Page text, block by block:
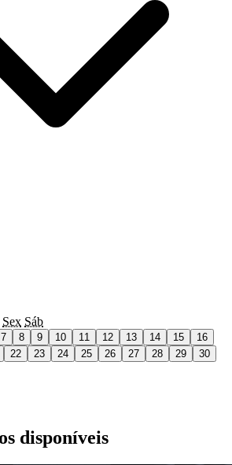
Sex Sáb
7 8 9 10 11 12 13 14 15
16
22 23 24 25 26 27 28 29
30
disponíveis